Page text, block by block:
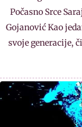
Počasno Srce
Gojanović Kao
svoje generacije,